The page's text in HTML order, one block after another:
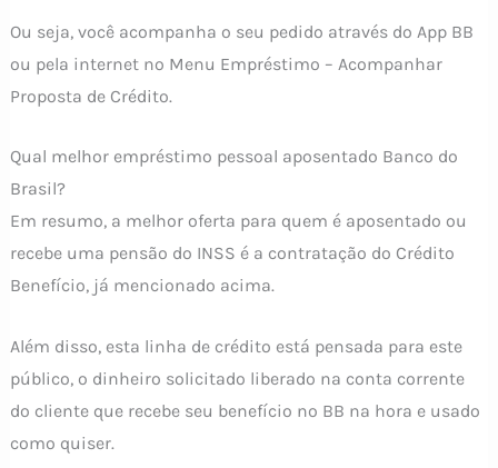
Ou seja, você acompanha o seu pedido através do App BB
ou pela internet no Menu Empréstimo – Acompanhar
Proposta de Crédito.
Qual melhor empréstimo pessoal aposentado Banco do
Brasil?
Em resumo, a melhor oferta para quem é aposentado ou
recebe uma pensão do INSS é a contratação do Crédito
Benefício, já mencionado acima.
Além disso, esta linha de crédito está pensada para este
público, o dinheiro solicitado liberado na conta corrente
do cliente que recebe seu benefício no BB na hora e usado
como quiser.